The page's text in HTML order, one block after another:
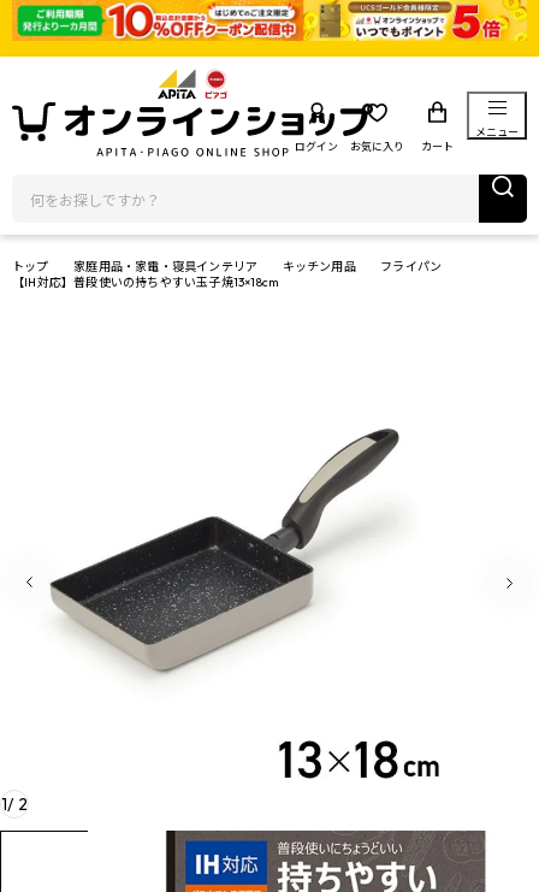
ログイン お気に入り カート
メニュー
トップ 家庭用品・家電・寝具インテリア キッチン用品
フライパン
【IH対応】普段使いの持ちやすい玉子焼13×18cm
1/ 2